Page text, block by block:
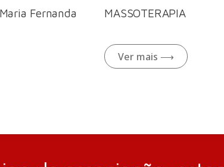
Fernanda
MASSOTERAPIA
Ver mais ⟶